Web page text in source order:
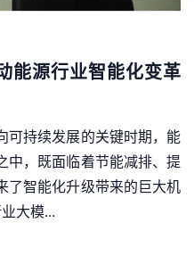
能源行业智能化变革
可持续发展的关键时期，能
中，既面临着节能减排、提
了智能化升级带来的巨大机
大模...